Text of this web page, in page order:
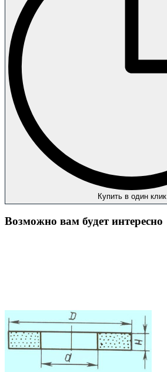
Купить в один клик
Возможно вам будет интересно